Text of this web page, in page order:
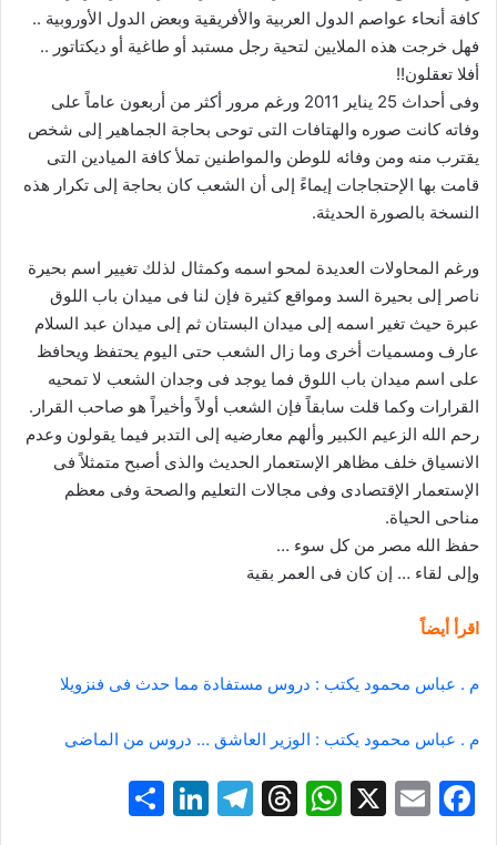
كافة أنحاء عواصم الدول العربية والأفريقية وبعض الدول الأوروبية ..
فهل خرجت هذه الملايين لتحية رجل مستبد أو طاغية أو ديكتاتور ..
أفلا تعقلون!!
وفى أحداث 25 يناير 2011 ورغم مرور أكثر من أربعون عاماً على
وفاته كانت صوره والهتافات التى توحى بحاجة الجماهير إلى شخص
يقترب منه ومن وفائه للوطن والمواطنين تملأ كافة الميادين التى
قامت بها الإحتجاجات إيماءً إلى أن الشعب كان بحاجة إلى تكرار هذه
النسخة بالصورة الحديثة.
ورغم المحاولات العديدة لمحو اسمه وكمثال لذلك تغيير اسم بحيرة
ناصر إلى بحيرة السد ومواقع كثيرة فإن لنا فى ميدان باب اللوق
عبرة حيث تغير اسمه إلى ميدان البستان ثم إلى ميدان عبد السلام
عارف ومسميات أخرى وما زال الشعب حتى اليوم يحتفظ ويحافظ
على اسم ميدان باب اللوق فما يوجد فى وجدان الشعب لا تمحيه
القرارات وكما قلت سابقاً فإن الشعب أولاً وأخيراً هو صاحب القرار.
رحم الله الزعيم الكبير وألهم معارضيه إلى التدبر فيما يقولون وعدم
الانسياق خلف مظاهر الإستعمار الحديث والذى أصبح متمثلاً فى
الإستعمار الإقتصادى وفى مجالات التعليم والصحة وفى معظم
مناحى الحياة.
حفظ الله مصر من كل سوء …
وإلى لقاء … إن كان فى العمر بقية
اقرأ أيضاً
م . عباس محمود يكتب : دروس مستفادة مما حدث فى فنزويلا
م . عباس محمود يكتب : الوزير العاشق … دروس من الماضى
F
E
X
W
T
T
Li